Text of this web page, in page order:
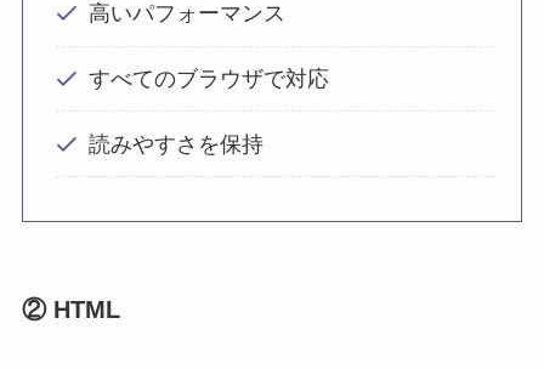
高いパフォーマンス
すべてのブラウザで対応
読みやすさを保持
② HTML